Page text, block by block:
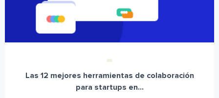
Las 12 mejores herramientas de colaboración
para startups en...